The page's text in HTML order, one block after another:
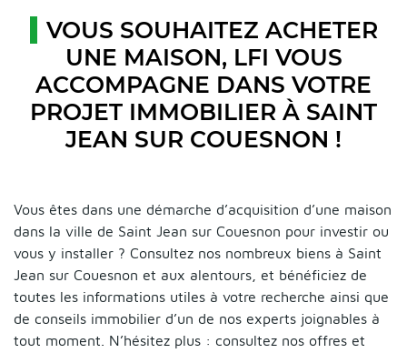
VOUS SOUHAITEZ ACHETER
UNE MAISON, LFI VOUS
ACCOMPAGNE DANS VOTRE
PROJET IMMOBILIER À SAINT
JEAN SUR COUESNON !
Vous êtes dans une démarche d’acquisition d’une maison
dans la ville de Saint Jean sur Couesnon pour investir ou
vous y installer ? Consultez nos nombreux biens à Saint
Jean sur Couesnon et aux alentours, et bénéficiez de
toutes les informations utiles à votre recherche ainsi que
de conseils immobilier d’un de nos experts joignables à
tout moment. N’hésitez plus : consultez nos offres et